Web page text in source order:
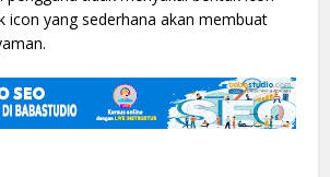
icon yang sederhana akan membuat